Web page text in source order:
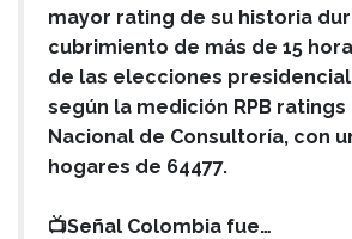
mayor rating de su historia
cubrimiento de más de 15
de las elecciones
según la medición RPB
Nacional de Consultoría, con
hogares de 64477.
📺Señal Colombia fue…